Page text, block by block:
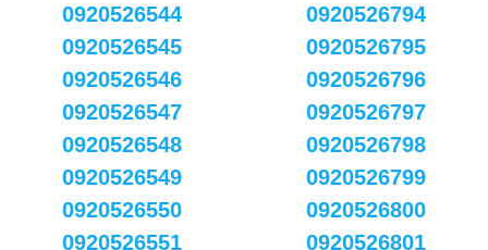
0920526544
0920526545
0920526546
0920526547
0920526548
0920526549
0920526550
0920526551
0920526794
0920526795
0920526796
0920526797
0920526798
0920526799
0920526800
0920526801